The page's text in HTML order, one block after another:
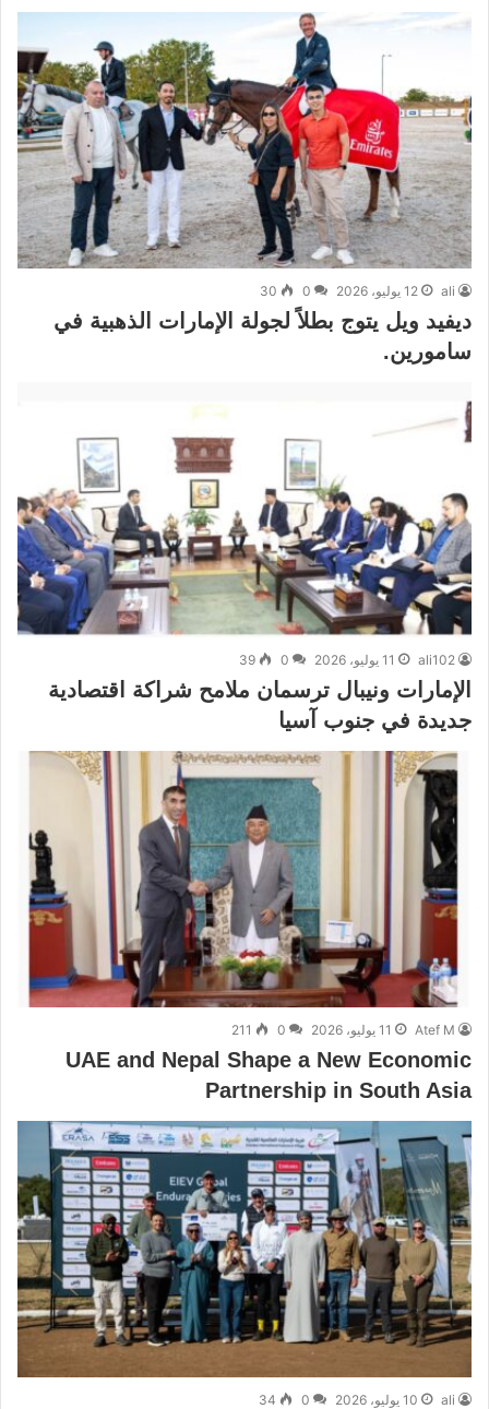
ali 12 يوليو، 2026 0
30
ديفيد ويل يتوج بطلاً لجولة الإمارات الذهبية في
سامورين.
ali102 11 يوليو، 2026 0
39
الإمارات ونيبال ترسمان ملامح شراكة اقتصادية
جديدة في جنوب آسيا
Atef M 11 يوليو، 2026 0
211
UAE and Nepal Shape a New Economic
Partnership in South Asia
ali 10 يوليو، 2026 0
34